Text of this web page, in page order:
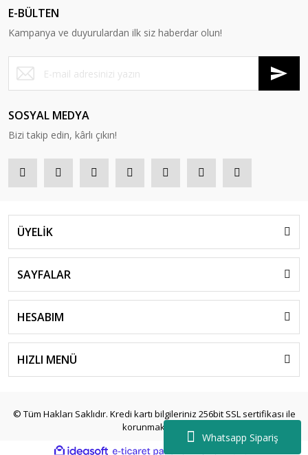
Whatsapp Sipariş
E-BÜLTEN
Kampanya ve duyurulardan ilk siz haberdar olun!
SOSYAL MEDYA
Bizi takip edin, kârlı çıkın!
ÜYELİK
SAYFALAR
HESABIM
HIZLI MENÜ
© Tüm Hakları Saklıdır. Kredi kartı bilgileriniz 256bit SSL sertifikası ile
korunmaktadır.
ideasoft